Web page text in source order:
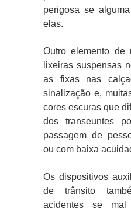
perigosa se
elas.
Outro elemento de
lixeiras suspensas
as fixas nas
sinalização e,
cores escuras que
dos transeuntes
passagem de
ou com baixa
Os dispositivos
de trânsito
acidentes se